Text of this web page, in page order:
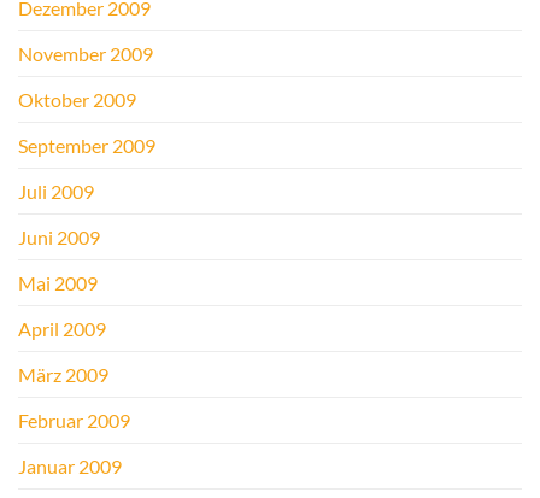
Dezember 2009
November 2009
Oktober 2009
September 2009
Juli 2009
Juni 2009
Mai 2009
April 2009
März 2009
Februar 2009
Januar 2009